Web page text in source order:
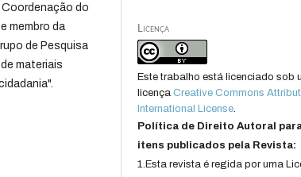
Coordenação do
membro da
de Pesquisa
materiais
Licença
Este trabalho está licenciado sob
licençaCreative Commons
International License.
Política de Direito Autoral
itens publicados pela Revista:
1.Esta revista é regida por uma